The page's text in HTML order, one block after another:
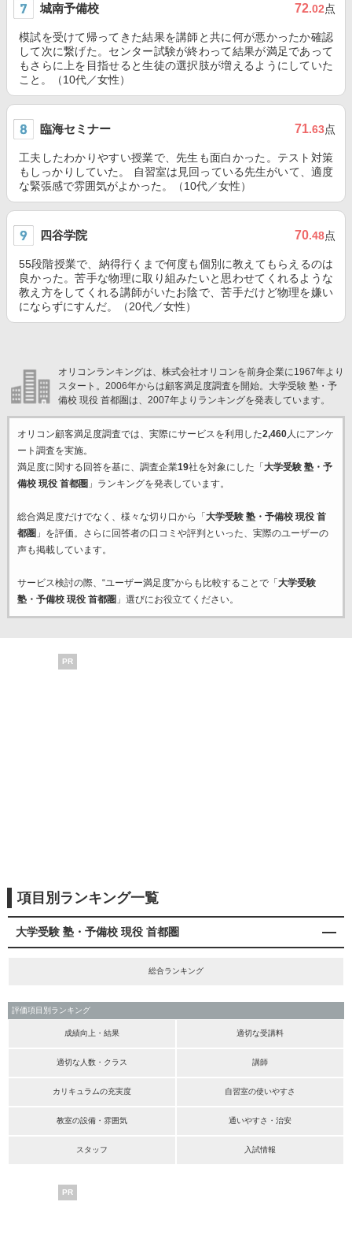
城南予備校 72.02点
模試を受けて帰ってきた結果を講師と共に何が悪かったか確認
して次に繋げた。センター試験が終わって結果が満足であって
もさらに上を目指せると生徒の選択肢が増えるようにしていた
こと。（10代／女性）
臨海セミナー 71.63点
工夫したわかりやすい授業で、先生も面白かった。テスト対策
もしっかりしていた。 自習室は見回っている先生がいて、適度
な緊張感で雰囲気がよかった。（10代／女性）
四谷学院 70.48点
55段階授業で、納得行くまで何度も個別に教えてもらえるのは
良かった。苦手な物理に取り組みたいと思わせてくれるような
教え方をしてくれる講師がいたお陰で、苦手だけど物理を嫌い
にならずにすんだ。（20代／女性）
オリコンランキングは、株式会社オリコンを前身企業に1967年より
スタート。2006年からは顧客満足度調査を開始。大学受験 塾・予
備校 現役 首都圏は、2007年よりランキングを発表しています。
オリコン顧客満足度調査では、実際にサービスを利用した2,460人にアンケ
ート調査を実施。
満足度に関する回答を基に、調査企業19社を対象にした「 大学受験 塾・予
備校 現役 首都圏 」ランキングを発表しています。
総合満足度だけでなく、様々な切り口から「 大学受験 塾・予備校 現役 首
都圏 」を評価。さらに回答者の口コミや評判といった、実際のユーザーの
声も掲載しています。
サービス検討の際、“ユーザー満足度”からも比較することで「 大学受験
塾・予備校 現役 首都圏 」選びにお役立てください。
PR
項目別ランキング一覧
大学受験 塾・予備校 現役 首都圏
総合ランキング
評価項目別ランキング
成績向上・結果 適切な受講料
適切な人数・クラス 講師
カリキュラムの充実度 自習室の使いやすさ
教室の設備・雰囲気 通いやすさ・治安
スタッフ 入試情報
PR